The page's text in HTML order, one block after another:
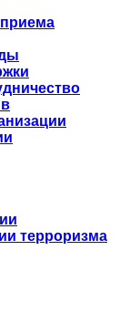
терроризма